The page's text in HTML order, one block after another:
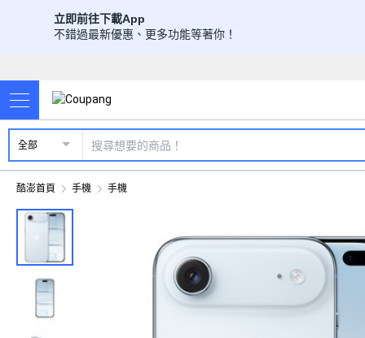
立即前往下載App
不錯過最新優惠、更多功能等著你！
全部
酷澎首頁 手機 手機